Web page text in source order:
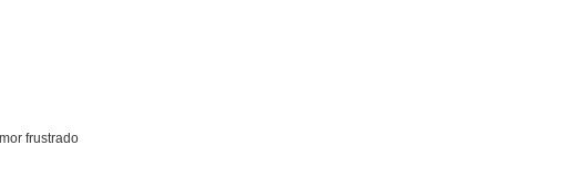
frustrado